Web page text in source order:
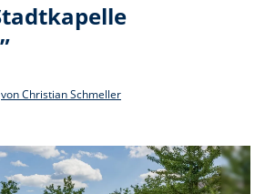
von Christian Schmeller